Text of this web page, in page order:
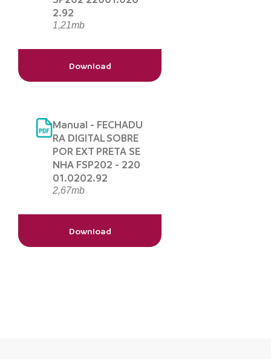
2.92
1,21mb
Download
Manual - FECHADU
RA DIGITAL SOBRE
POR EXT PRETA SE
NHA FSP202 - 220
01.0202.92
2,67mb
Download